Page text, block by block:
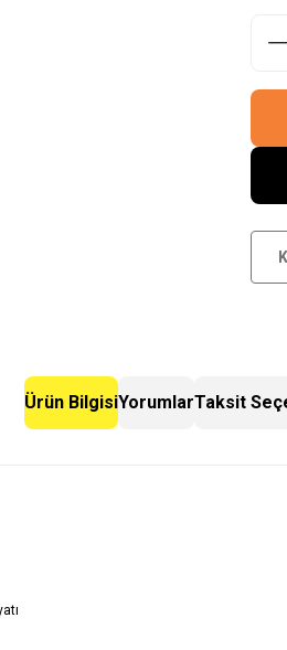
Ürün BilgisiYorumlarTaksit